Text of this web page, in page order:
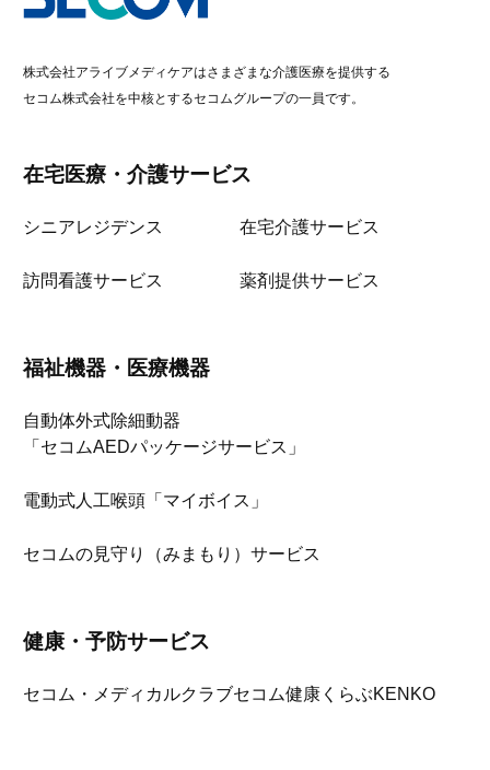
株式会社アライブメディケアはさまざまな介護医療を提供する
セコム株式会社を中核とするセコムグループの一員です。
在宅医療・介護サービス
シニアレジデンス 在宅介護サービス
訪問看護サービス 薬剤提供サービス
福祉機器・医療機器
自動体外式除細動器
「セコムAEDパッケージサービス」
電動式人工喉頭「マイボイス」
セコムの見守り（みまもり）サービス
健康・予防サービス
セコム・メディカルクラブセコム健康くらぶKENKO